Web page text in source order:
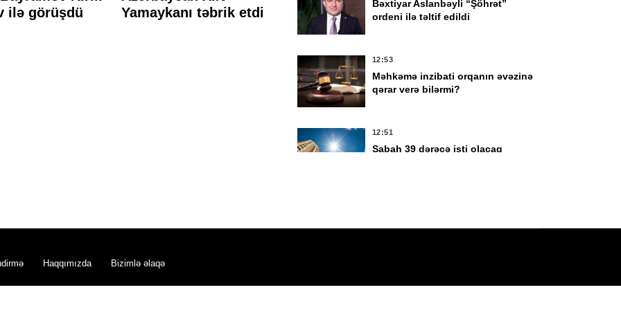
ilə görüşdü
Yamaykanı təbrik etdi
XİN başçıları arasında
geniş tərkibdə görüş
Andrey Sibiqa Kiyevdə
Bəxtiyar Aslanbəyli “Şöhrət”
ordeni ilə təltif edildi
12:53
Məhkəmə inzibati orqanın əvəzinə
qərar verə bilərmi?
12:51
Sabah 39 dərəcə isti olacaq
Haqqımızda Bizimlə əlaqə